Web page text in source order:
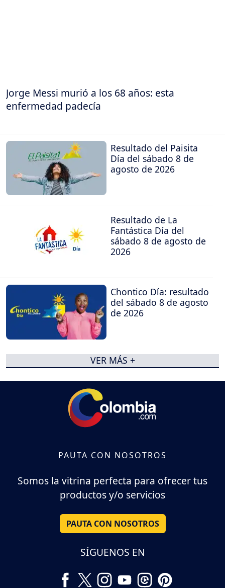
Jorge Messi murió a los 68 años: esta
enfermedad padecía
Resultado del Paisita
Día del sábado 8 de
agosto de 2026
Resultado de La
Fantástica Día del
sábado 8 de agosto de
2026
Chontico Día: resultado
del sábado 8 de agosto
de 2026
VER MÁS +
PAUTA CON NOSOTROS
Somos la vitrina perfecta para ofrecer tus
productos y/o servicios
PAUTA CON NOSOTROS
SÍGUENOS EN